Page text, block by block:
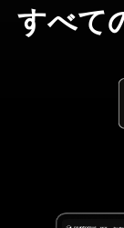
すべて